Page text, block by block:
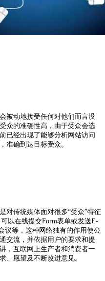
动地接受任何对他们而言没
众的准确性高，由于受众会选
已经出现了能够分析网站访问
准确到达目标受众。
传统媒体面对很多“受众”特征
以在线提交Form表单或发送E-
议等，这种网络独有的作用使公
交流，并依据用户的要求和提
，互联网上生产者和消费者一
、愿望及不断改进意见。